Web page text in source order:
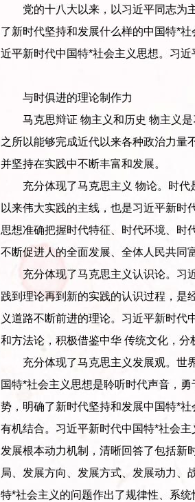
党的十八大以来，以习近平同志为主
了新时代坚持和发展什么样的中国特*
近平新时代中国特*社会主义思想。习
与时俱进的理论制作力
马克思辩证 物主义和历史 物主义是
之所以能够完成近代以来各种政治力量
并坚持在实践中不断丰富和发展。
充分体现了马克思主义 物论。时代
以来伟大实践的主线，也是习近平新时
思想准确把握时代特征、时代环境、时
不断促进人的全面发展、全体人民共同
充分体现了马克思主义认识论。习近
践到理论再到新的实践的认识过程，是
义道路不断前进的理论。习近平新时
和方法论，积极借鉴中华 传统文化，分
充分体现了马克思主义发展观。世界
国特*社会主义思想是聆听时代声音，
势，明确了新时代坚持和发展中国特*
有机结合。习近平新时代中国特*社会
发展根本动力机制，清晰回答了包括新
局、发展方向、发展方式、发展动力、
特*社会主义的问题作出了规律性、系